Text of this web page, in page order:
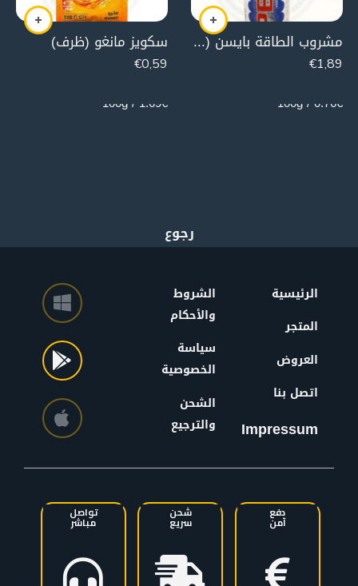
مشروب الطاقة بايسن (السعر يتضمن 0.25 عبوة مرتجعة )
€1,89
0.76€ / 100g
سكويز مانغو (ظرف)
€0,59
1.69€ / 100g
الرئيسية
المتجر
العروض
اتصل بنا
Impressum
الشروط
والأحكام
سياسة
الخصوصية
الشحن
والترجيع
دفع
آمن
شحن
سريع
تواصل
مباشر